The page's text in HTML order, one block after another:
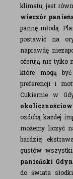
klimatu, jest
wieczór
pannę młodą.
postawić na
naprawdę
oferują nie tylko
które mogą
preferencji i
Cukiernie w
ozdobą każdej
możemy liczyć
bardziej
gustów
panieński
do świata